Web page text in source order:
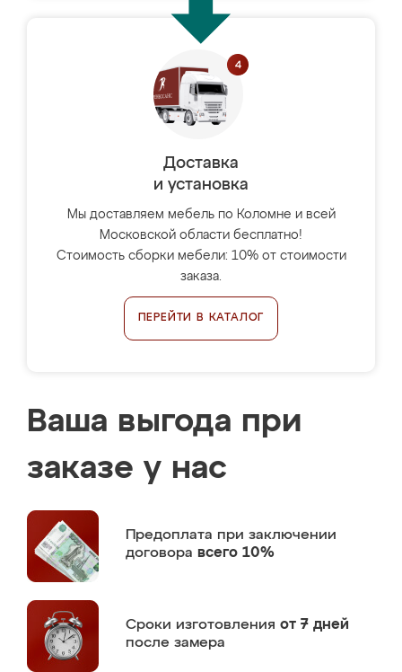
Доставка
и установка
Мы доставляем мебель по Коломне и всей
Московской области бесплатно!
Стоимость сборки мебели: 10% от стоимости
заказа.
ПЕРЕЙТИ В КАТАЛОГ
Ваша выгода при
заказе у нас
Предоплата при заключении
договора всего 10%
Сроки изготовления от 7 дней
после замера